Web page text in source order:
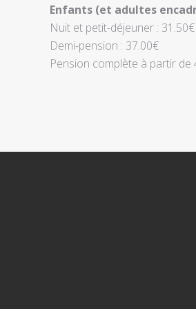
Enfants (et adultes
Nuit et petit-déjeuner : 31.50€
Demi-pension : 37.00€
Pension complète à partir de